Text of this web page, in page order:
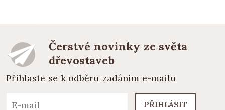
Čerstvé novinky ze světa
dřevostaveb
Přihlaste se k odběru zadáním e-mailu
PŘIHLÁSIT